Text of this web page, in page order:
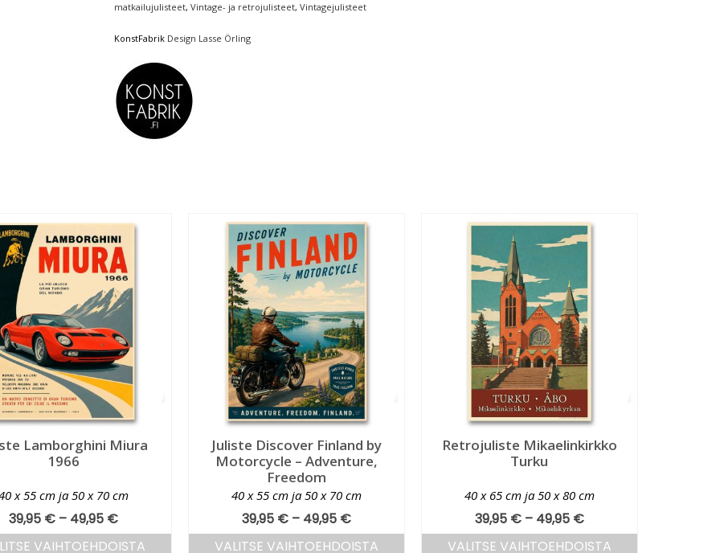
matkailujulisteet, Vintage- ja retrojulisteet, Vintagejulisteet
KonstFabrik Design Lasse Örling
Lamborghini Miura
1966
x 55 cm ja 50 x 70 cm
39,95 € – 49,95 €
VAIHTOEHDOISTA
Juliste Discover Finland by
Motorcycle – Adventure,
Freedom
40 x 55 cm ja 50 x 70 cm
39,95 € – 49,95 €
VALITSE VAIHTOEHDOISTA
Retrojuliste Mikaelinkirkko
Turku
40 x 65 cm ja 50 x 80 cm
39,95 € – 49,95 €
VALITSE VAIHTOEHDOISTA